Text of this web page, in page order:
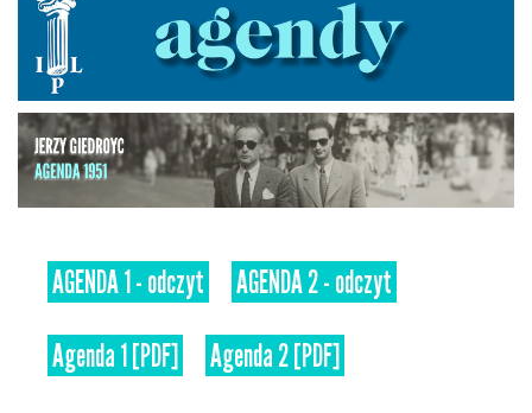
AGENDA 1 - odczyt
AGENDA 2 - odczyt
Agenda 1 [PDF]
Agenda 2 [PDF]